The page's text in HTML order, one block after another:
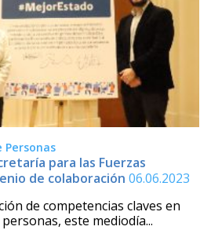
Personas
para las Fuerzas
de colaboración 06.06.2023
de competencias claves en
este mediodía...